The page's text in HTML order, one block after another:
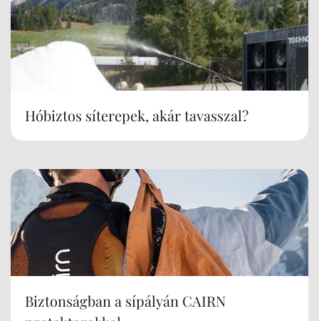
Hóbiztos síterepek, akár tavasszal?
Biztonságban a sípályán CAIRN